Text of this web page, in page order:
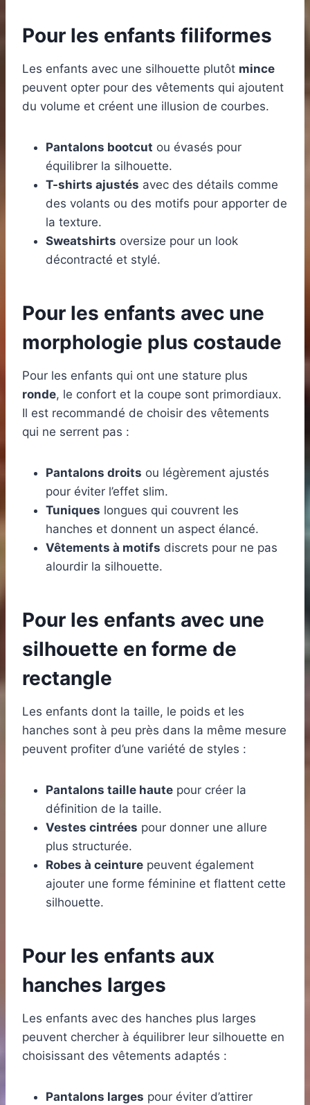
Pour les enfants filiformes
Les enfants avec une silhouette plutôt mince
peuvent opter pour des vêtements qui ajoutent
du volume et créent une illusion de courbes.
Pantalons bootcut ou évasés pour
équilibrer la silhouette.
T-shirts ajustés avec des détails comme
des volants ou des motifs pour apporter de
la texture.
Sweatshirts oversize pour un look
décontracté et stylé.
Pour les enfants avec une
morphologie plus costaude
Pour les enfants qui ont une stature plus
ronde, le confort et la coupe sont primordiaux.
Il est recommandé de choisir des vêtements
qui ne serrent pas :
Pantalons droits ou légèrement ajustés
pour éviter l’effet slim.
Tuniques longues qui couvrent les
hanches et donnent un aspect élancé.
Vêtements à motifs discrets pour ne pas
alourdir la silhouette.
Pour les enfants avec une
silhouette en forme de
rectangle
Les enfants dont la taille, le poids et les
hanches sont à peu près dans la même mesure
peuvent profiter d’une variété de styles :
Pantalons taille haute pour créer la
définition de la taille.
Vestes cintrées pour donner une allure
plus structurée.
Robes à ceinture peuvent également
ajouter une forme féminine et flattent cette
silhouette.
Pour les enfants aux
hanches larges
Les enfants avec des hanches plus larges
peuvent chercher à équilibrer leur silhouette en
choisissant des vêtements adaptés :
Pantalons larges pour éviter d’attirer